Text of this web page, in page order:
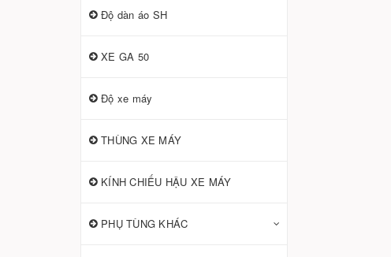
Độ dàn áo SH
XE GA 50
Độ xe máy
THÙNG XE MÁY
KÍNH CHIẾU HẬU XE MÁY
PHỤ TÙNG KHÁC